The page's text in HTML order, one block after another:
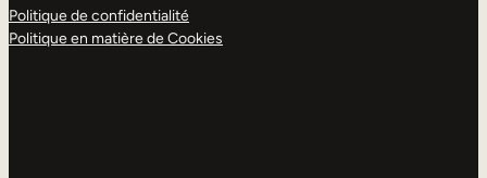
Politique de confidentialité
Politique en matière de Cookies